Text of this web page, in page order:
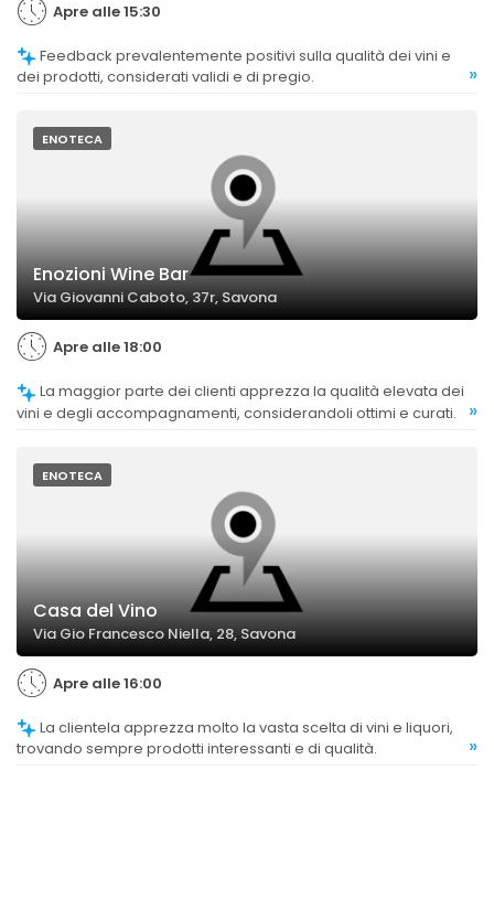
Apre alle 15:30
dei prodotti, considerati validi e di pregio.
»
ENOTECA
Enozioni Wine Bar
Via Giovanni Caboto, 37r, Savona
Apre alle 18:00
vini e degli accompagnamenti, considerandoli ottimi e curati.
»
ENOTECA
Casa del Vino
Via Gio Francesco Niella, 28, Savona
Apre alle 16:00
trovando sempre prodotti interessanti e di qualità.
»